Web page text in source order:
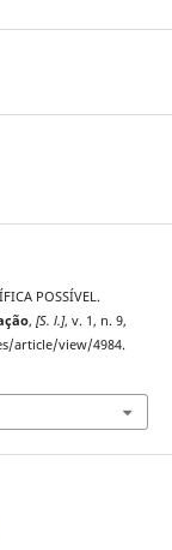
POSSÍVEL.
, [S. l.], v. 1, n. 9,
article/view/4984.